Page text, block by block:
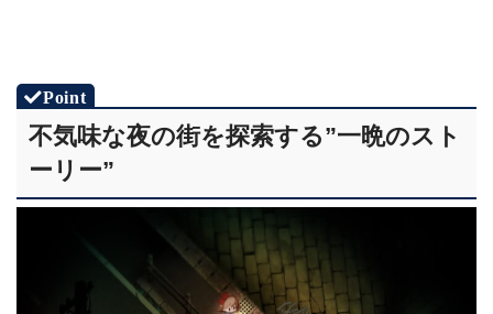
不気味な夜の街を探索する”一晩のスト
ーリー”